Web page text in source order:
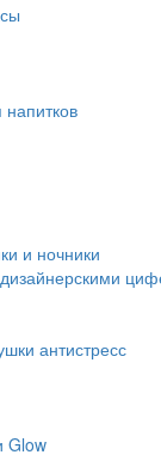
и ночники
антистресс
Glow